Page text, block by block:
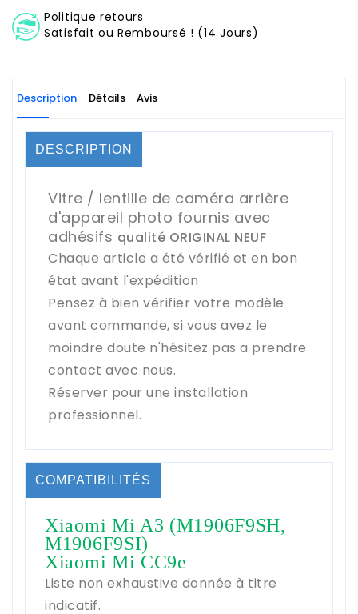
Politique retours
Satisfait ou Remboursé ! (14 Jours)
Description Détails Avis
DESCRIPTION
Vitre / lentille de caméra arrière
d'appareil photo fournis avec
adhésifs qualité ORIGINAL NEUF
Chaque article a été vérifié et en bon
état avant l'expédition
Pensez à bien vérifier votre modèle
avant commande, si vous avez le
moindre doute n'hésitez pas a prendre
contact avec nous.
Réserver pour une installation
professionnel.
COMPATIBILITÉS
Xiaomi Mi A3 (M1906F9SH,
M1906F9SI)
Xiaomi Mi CC9e
Liste non exhaustive donnée à titre
indicatif.